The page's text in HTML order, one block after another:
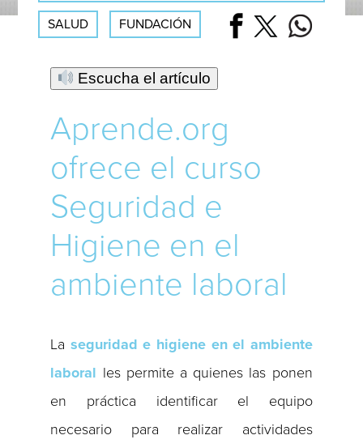
SALUD FUNDACIÓN
Escucha el artículo
Aprende.org
ofrece el curso
Seguridad e
Higiene en el
ambiente laboral
La seguridad e higiene en el ambiente
laboral les permite a quienes las ponen
en práctica identificar el equipo
necesario para realizar actividades